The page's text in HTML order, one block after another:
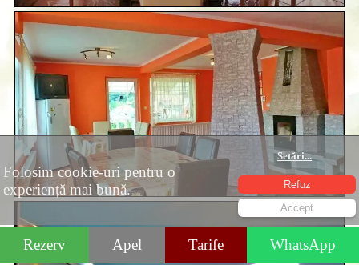
Rezerv Apel Tarife WhatsApp
Folosim cookie-uri pentru o
experiență mai bună.
Setări...
Refuz
Accept